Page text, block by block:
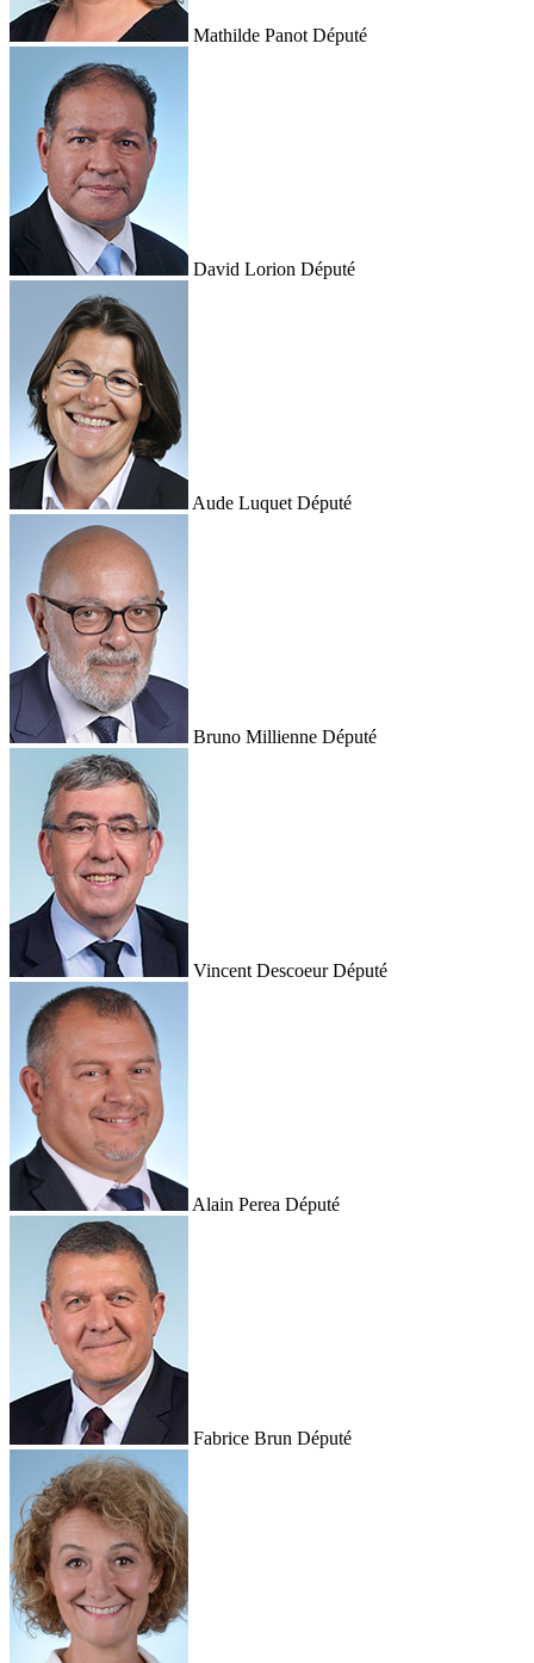
Mathilde Panot Député
David Lorion Député
Aude Luquet Député
Bruno Millienne Député
Vincent Descoeur Député
Alain Perea Député
Fabrice Brun Député